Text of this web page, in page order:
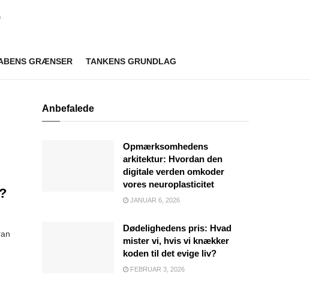
GRÆNSER TANKENS GRUNDLAG
Anbefalede
Opmærksomhedens
arkitektur: Hvordan den
digitale verden omkoder
vores neuroplasticitet
JANUAR 6, 2026
Dødelighedens pris: Hvad
mister vi, hvis vi knækker
koden til det evige liv?
FEBRUAR 3, 2026